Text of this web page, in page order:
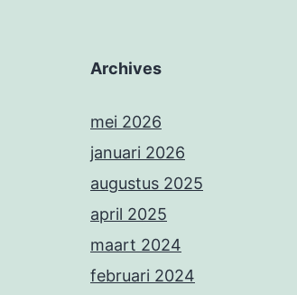
Archives
mei 2026
januari 2026
augustus 2025
april 2025
maart 2024
februari 2024